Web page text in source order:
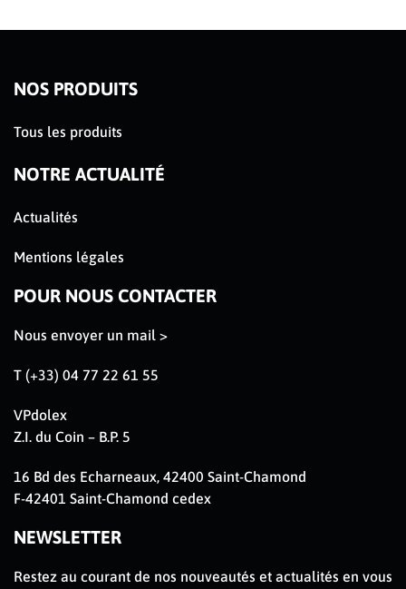
NOS PRODUITS
Tous les produits
NOTRE ACTUALITÉ
Actualités
Mentions légales
POUR NOUS CONTACTER
Nous envoyer un mail >
T (+33) 04 77 22 61 55
VPdolex
Z.I. du Coin – B.P. 5
16 Bd des Echarneaux, 42400 Saint-Chamond
F-42401 Saint-Chamond cedex
NEWSLETTER
Restez au courant de nos nouveautés et actualités en vous